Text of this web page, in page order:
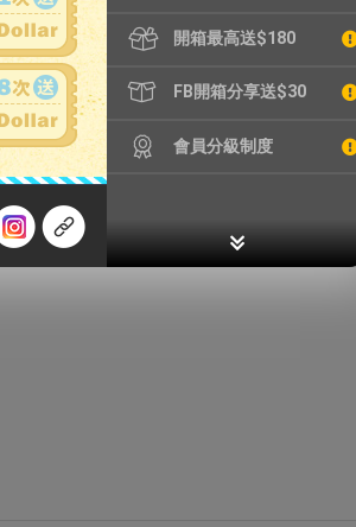
開箱最高送$180
FB開箱分享送$30
會員分級制度